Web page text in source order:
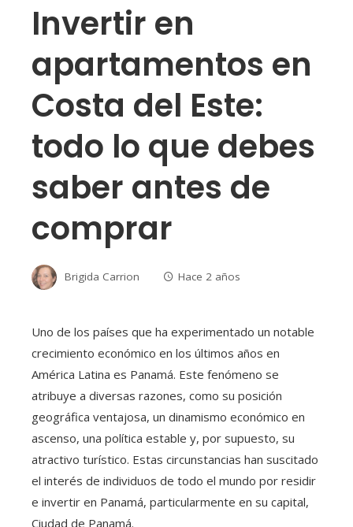
Invertir en
apartamentos en
Costa del Este:
todo lo que debes
saber antes de
comprar
Brigida Carrion Hace 2 años
Uno de los países que ha experimentado un notable
crecimiento económico en los últimos años en
América Latina es Panamá. Este fenómeno se
atribuye a diversas razones, como su posición
geográfica ventajosa, un dinamismo económico en
ascenso, una política estable y, por supuesto, su
atractivo turístico. Estas circunstancias han suscitado
el interés de individuos de todo el mundo por residir
e invertir en Panamá, particularmente en su capital,
Ciudad de Panamá.